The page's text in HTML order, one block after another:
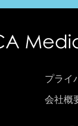
プライ
会社概